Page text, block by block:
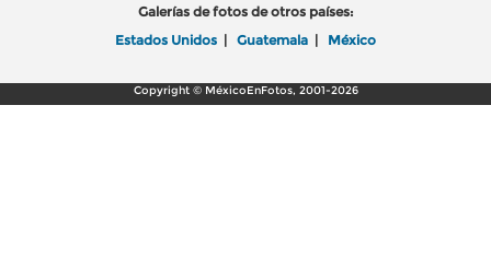
Galerías de fotos de otros países:
Estados Unidos | Guatemala | México
Copyright © MéxicoEnFotos, 2001-2026